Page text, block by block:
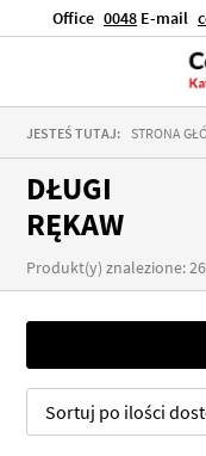
Office 0048 E-mail
JESTEŚ TUTAJ: STRONA
DŁUGI
RĘKAW
Produkt(y) znalezione: 26
Sortuj po ilości